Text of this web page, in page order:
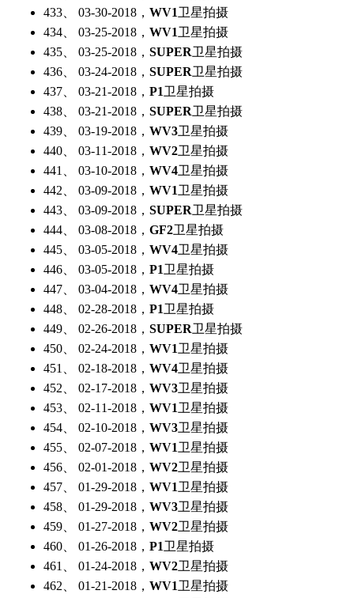
433、 03-30-2018， WV1卫星拍摄
434、 03-25-2018， WV1卫星拍摄
435、 03-25-2018， SUPER卫星拍摄
436、 03-24-2018， SUPER卫星拍摄
437、 03-21-2018， P1卫星拍摄
438、 03-21-2018， SUPER卫星拍摄
439、 03-19-2018， WV3卫星拍摄
440、 03-11-2018， WV2卫星拍摄
441、 03-10-2018， WV4卫星拍摄
442、 03-09-2018， WV1卫星拍摄
443、 03-09-2018， SUPER卫星拍摄
444、 03-08-2018， GF2卫星拍摄
445、 03-05-2018， WV4卫星拍摄
446、 03-05-2018， P1卫星拍摄
447、 03-04-2018， WV4卫星拍摄
448、 02-28-2018， P1卫星拍摄
449、 02-26-2018， SUPER卫星拍摄
450、 02-24-2018， WV1卫星拍摄
451、 02-18-2018， WV4卫星拍摄
452、 02-17-2018， WV3卫星拍摄
453、 02-11-2018， WV1卫星拍摄
454、 02-10-2018， WV3卫星拍摄
455、 02-07-2018， WV1卫星拍摄
456、 02-01-2018， WV2卫星拍摄
457、 01-29-2018， WV1卫星拍摄
458、 01-29-2018， WV3卫星拍摄
459、 01-27-2018， WV2卫星拍摄
460、 01-26-2018， P1卫星拍摄
461、 01-24-2018， WV2卫星拍摄
462、 01-21-2018， WV1卫星拍摄